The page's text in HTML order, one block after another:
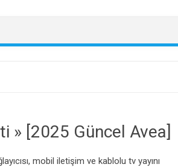
» [2025 Güncel Avea]
mobil iletişim ve kablolu tv yayını